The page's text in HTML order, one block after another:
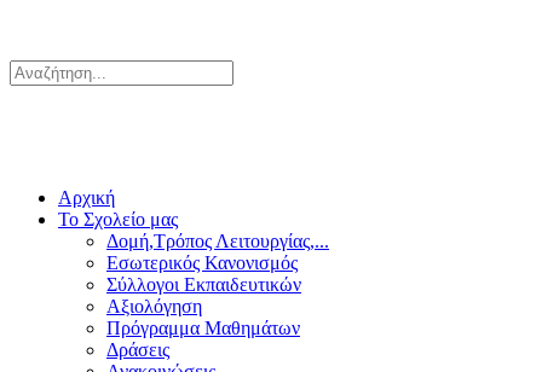
Αρχική
Το Σχολείο μας
Δομή,Τρόπος Λειτουργίας,...
Εσωτερικός Κανονισμός
Σύλλογοι Εκπαιδευτικών
Αξιολόγηση
Πρόγραμμα Μαθημάτων
Δράσεις